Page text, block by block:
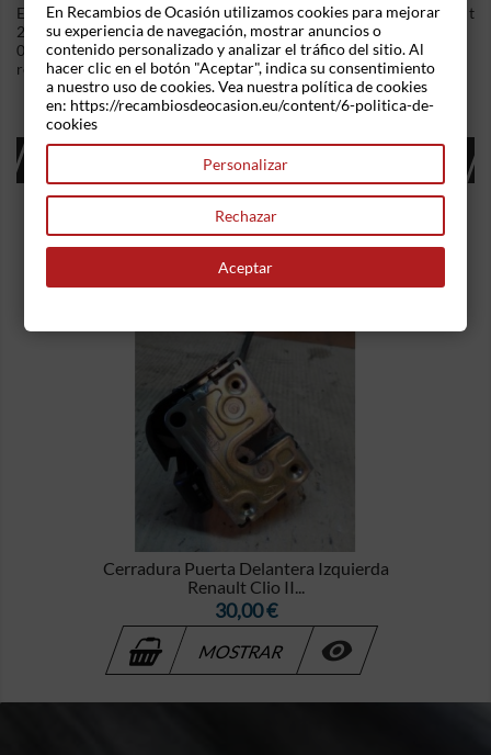
En Recambios de Ocasion disponemos de Faro izquierdo Renault
21 (B48) (1988-1994) 2.0 i 12V (140 cv) .Referencia Interna:
06061216382151 - Ref: 0288051. Ademas, disponemos de mas
recambios, si tiene cualquier duda consultenos.
16 OTROS PRODUCTOS EN LA MISMA
CATEGORÍA:
Cerradura Puerta Delantera Izquierda
Renault Clio II...
Precio
30,00 €
MOSTRAR 
En Recambios de Ocasión utilizamos cookies para mejorar
su experiencia de navegación, mostrar anuncios o
contenido personalizado y analizar el tráfico del sitio. Al
hacer clic en el botón "Aceptar", indica su consentimiento
a nuestro uso de cookies. Vea nuestra política de cookies
en: https://recambiosdeocasion.eu/content/6-politica-de-
cookies
Personalizar
Rechazar
Aceptar